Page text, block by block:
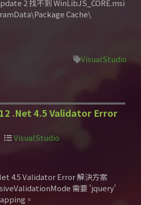
2 找不到 WinLibJS_CORE.msi
Cache\
VisualStudio
.Net 4.5 Validator Error
VisualStudio
4.5 Validator Error 解決方案
需要 'jquery'
。